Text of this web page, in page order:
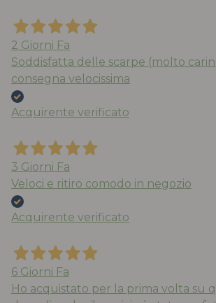
2 Giorni Fa
Soddisfatta delle scarpe (molto
consegna velocissima
Acquirente verificato
3 Giorni Fa
Veloci e ritiro comodo in negozio
Acquirente verificato
6 Giorni Fa
Ho acquistato per la prima volta su